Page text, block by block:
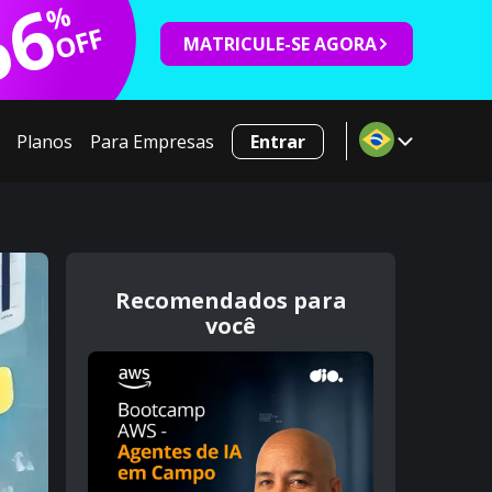
%
OFF MATRICULE-SE AGORA
Planos Para Empresas Entrar
Recomendados para
você